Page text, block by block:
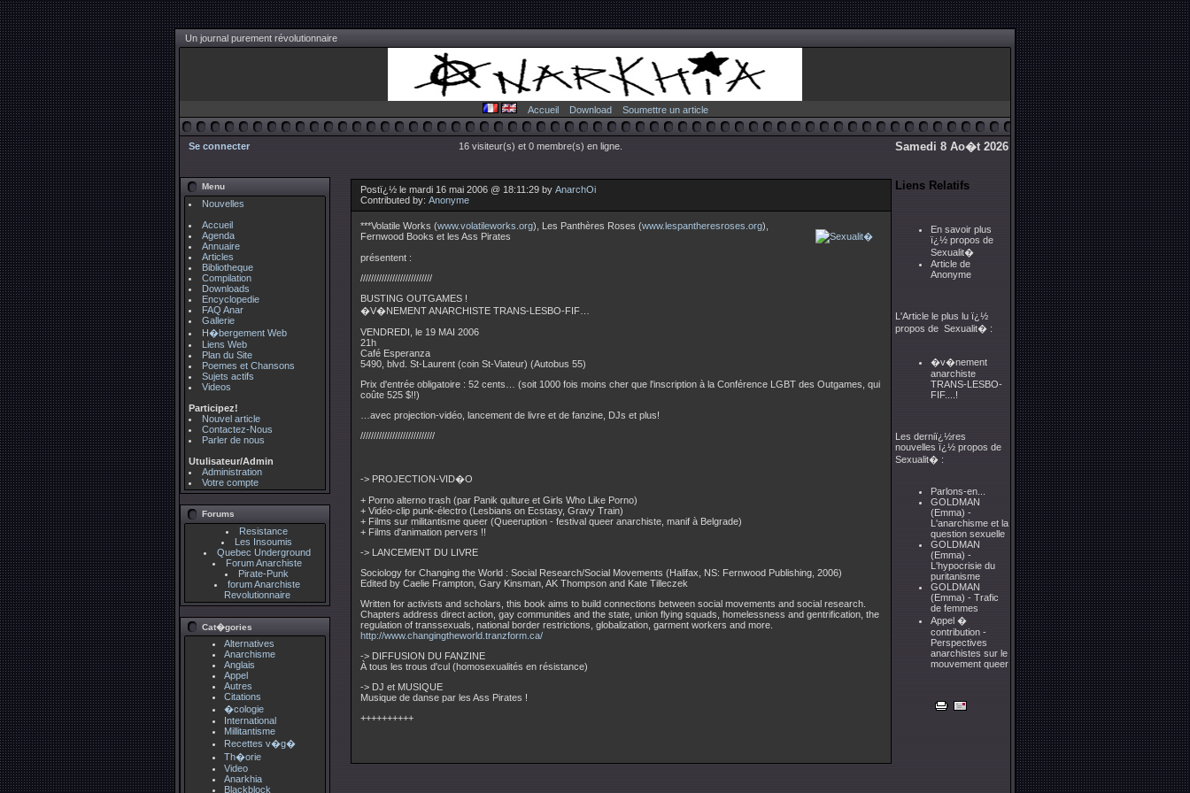
Un journal purement révolutionnaire
Accueil Download Soumettre un article
Se connecter 16 visiteur(s) et 0 membre(s) en ligne. Samedi 8 Ao�t 2026
Menu
Nouvelles
Accueil
Agenda
Annuaire
Articles
Bibliotheque
Compilation
Downloads
Encyclopedie
FAQ Anar
Gallerie
H�bergement Web
Liens Web
Plan du Site
Poemes et Chansons
Sujets actifs
Videos
Participez!
Nouvel article
Contactez-Nous
Parler de nous
Utulisateur/Admin
Administration
Votre compte
Forums
Resistance
Les Insoumis
Quebec Underground
Forum Anarchiste
Pirate-Punk
forum Anarchiste
Revolutionnaire
Cat�gories
Alternatives
Anarchisme
Anglais
Appel
Autres
Citations
�cologie
International
Millitantisme
Recettes v�g�
Th�orie
Video
Anarkhia
Blackblock
Postï¿½ le mardi 16 mai 2006 @ 18:11:29 by AnarchOi
Contributed by: Anonyme
***Volatile Works (www.volatileworks.org), Les Panthères Roses (www.lespantheresroses.org),
Fernwood Books et les Ass Pirates
présentent :
///////////////////////////
BUSTING OUTGAMES !
�V�NEMENT ANARCHISTE TRANS-LESBO-FIF…
VENDREDI, le 19 MAI 2006
21h
Café Esperanza
5490, blvd. St-Laurent (coin St-Viateur) (Autobus 55)
Prix d'entrée obligatoire : 52 cents… (soit 1000 fois moins cher que l'inscription à la Conférence LGBT des Outgames, qui
coûte 525 $!!)
…avec projection-vidéo, lancement de livre et de fanzine, DJs et plus!
////////////////////////////
-> PROJECTION-VID�O
+ Porno alterno trash (par Panik qulture et Girls Who Like Porno)
+ Vidéo-clip punk-électro (Lesbians on Ecstasy, Gravy Train)
+ Films sur militantisme queer (Queeruption - festival queer anarchiste, manif à Belgrade)
+ Films d'animation pervers !!
-> LANCEMENT DU LIVRE
Sociology for Changing the World : Social Research/Social Movements (Halifax, NS: Fernwood Publishing, 2006)
Edited by Caelie Frampton, Gary Kinsman, AK Thompson and Kate Tilleczek
Written for activists and scholars, this book aims to build connections between social movements and social research.
Chapters address direct action, gay communities and the state, union flying squads, homelessness and gentrification, the
regulation of transsexuals, national border restrictions, globalization, garment workers and more.
http://www.changingtheworld.tranzform.ca/
-> DIFFUSION DU FANZINE
À tous les trous d'cul (homosexualités en résistance)
-> DJ et MUSIQUE
Musique de danse par les Ass Pirates !
++++++++++
Liens Relatifs
En savoir plus
ï¿½ propos de
Sexualit�
Article de
Anonyme
L'Article le plus lu ï¿½
propos de Sexualit� :
�v�nement
anarchiste
TRANS-LESBO-
FIF....!
Les derniï¿½res
nouvelles ï¿½ propos de
Sexualit� :
Parlons-en...
GOLDMAN
(Emma) -
L'anarchisme et la
question sexuelle
GOLDMAN
(Emma) -
L'hypocrisie du
puritanisme
GOLDMAN
(Emma) - Trafic
de femmes
Appel �
contribution -
Perspectives
anarchistes sur le
mouvement queer